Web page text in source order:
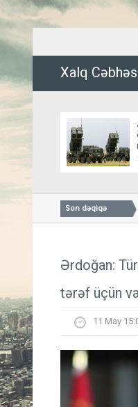
Xalq
Son dəqiqə
Hədə-qorxu ilə
Ərdoğan:
tərəf üçün
11 May